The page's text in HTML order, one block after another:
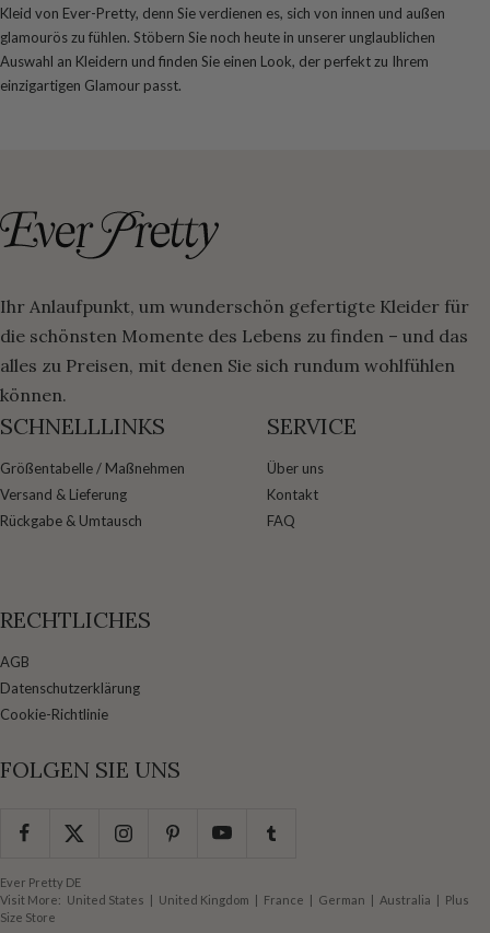
Kleid von Ever-Pretty, denn Sie verdienen es, sich von innen und außen
glamourös zu fühlen. Stöbern Sie noch heute in unserer unglaublichen
Auswahl an Kleidern und finden Sie einen Look, der perfekt zu Ihrem
einzigartigen Glamour passt.
Ihr Anlaufpunkt, um wunderschön gefertigte Kleider für
die schönsten Momente des Lebens zu finden – und das
alles zu Preisen, mit denen Sie sich rundum wohlfühlen
können.
SCHNELLLINKS
Größentabelle / Maßnehmen
Versand & Lieferung
Rückgabe & Umtausch
SERVICE
Über uns
Kontakt
FAQ
RECHTLICHES
AGB
Datenschutzerklärung
Cookie-Richtlinie
FOLGEN SIE UNS
Ever Pretty DE
Visit More: United States United Kingdom France German Australia
Plus
Size Store